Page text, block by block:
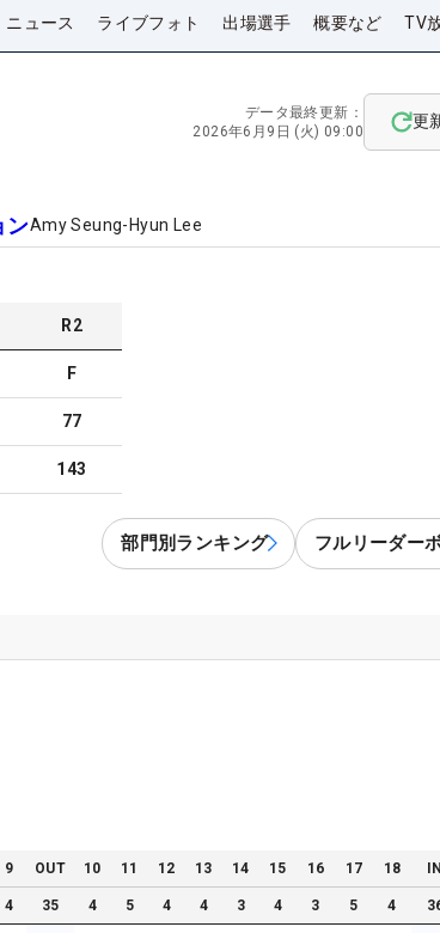
ニュース ライブフォト 出場選手 概要など TV
データ最終更新：
2026年6月9日 (火) 09:00
更
ンAmy Seung-Hyun Lee
R2
F
77
143
部門別ランキング フルリーダー
9 OUT 10 11 12 13 14 15 16 17 18
4 35 4 5 4 4 3 4 3 5 4